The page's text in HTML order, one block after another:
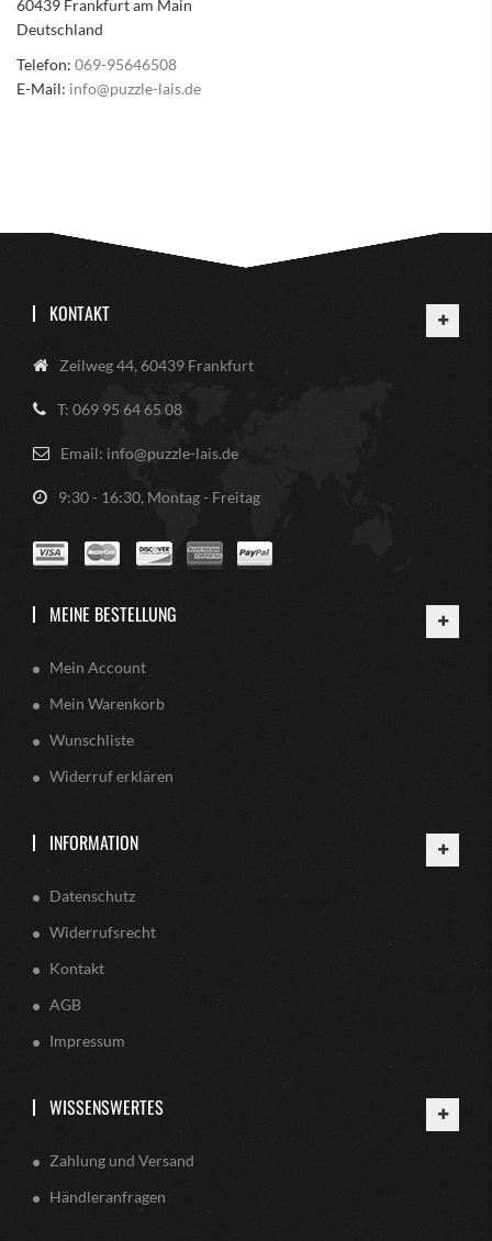
60439 Frankfurt am Main
Deutschland
Telefon: 069-95646508
E-Mail: info@puzzle-lais.de
KONTAKT
Zeilweg 44, 60439 Frankfurt
T: 069 95 64 65 08
Email: info@puzzle-lais.de
9:30 - 16:30, Montag - Freitag
MEINE BESTELLUNG
Mein Account
Mein Warenkorb
Wunschliste
Widerruf erklären
INFORMATION
Datenschutz
Widerrufsrecht
Kontakt
AGB
Impressum
WISSENSWERTES
Zahlung und Versand
Händleranfragen